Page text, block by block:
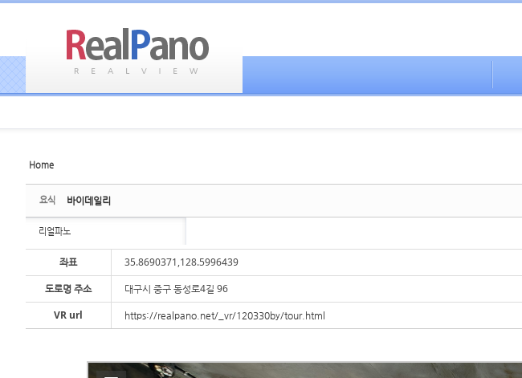
Home
요식 바이데일리
리얼파노
좌표
35.8690371,128.5996439
도로명 주소
대구시 중구 동성로4길 96
VR url
https://realpano.net/_vr/120330by/tour.html
Sketchbook5, 스케치북5
Sketchbook5, 스케치북5
Sketchbook5, 스케치북5
Sketchbook5, 스케치북5